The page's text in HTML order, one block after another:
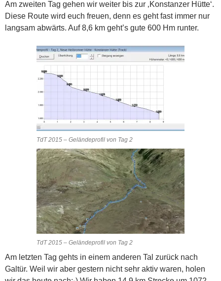
Am zweiten Tag gehen wir weiter bis zur ‚Konstanzer Hütte‘.
Diese Route wird euch freuen, denn es geht fast immer nur
langsam abwärts. Auf 8,6 km geht’s gute 600 Hm runter.
TdT 2015 – Geländeprofil von Tag 2
TdT 2015 – Geländeprofil von Tag 2
Am letzten Tag gehts in einem anderen Tal zurück nach
Galtür. Weil wir aber gestern nicht sehr aktiv waren, holen